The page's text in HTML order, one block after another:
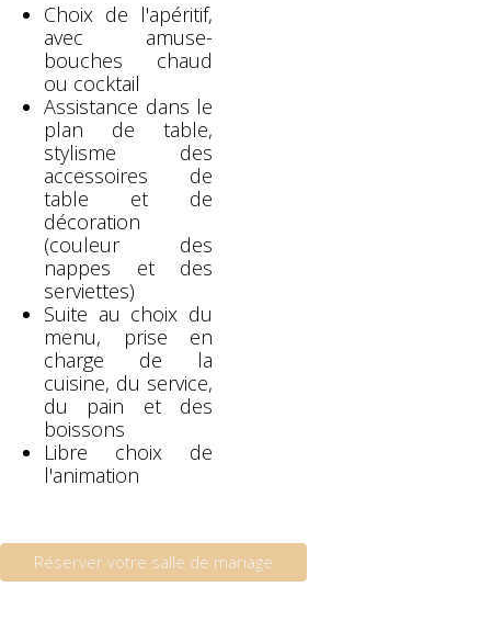
Choix de l'apéritif,
avec amuse-
bouches chaud
ou cocktail
Assistance dans le
plan de table,
stylisme des
accessoires de
table et de
décoration
(couleur des
nappes et des
serviettes)
Suite au choix du
menu, prise en
charge de la
cuisine, du service,
du pain et des
boissons
Libre choix de
l'animation
Réserver votre salle de mariage